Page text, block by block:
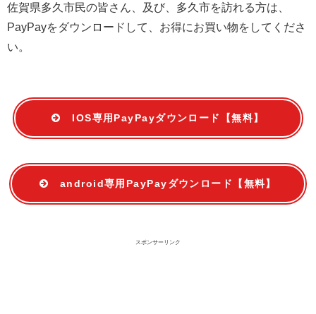
佐賀県多久市民の皆さん、及び、多久市を訪れる方は、
PayPayをダウンロードして、お得にお買い物をしてくださ
い。
IOS専用PayPayダウンロード【無料】
android専用PayPayダウンロード【無料】
スポンサーリンク